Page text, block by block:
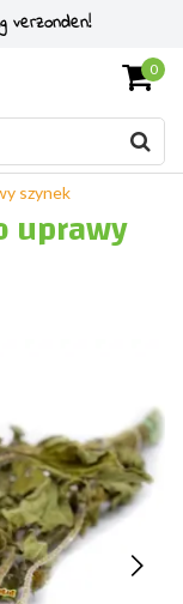
roku
0
szynek
uprawy